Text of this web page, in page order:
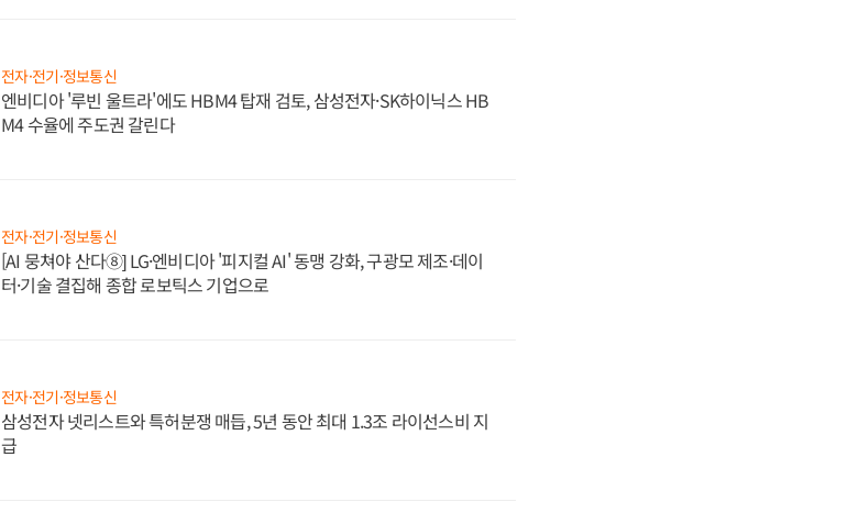
전자·전기·정보통신
엔비디아 '루빈 울트라'에도 HBM4 탑재 검토, 삼성전자·SK하이닉스 HB
M4 수율에 주도권 갈린다
전자·전기·정보통신
[AI 뭉쳐야 산다⑧] LG·엔비디아 '피지컬 AI' 동맹 강화, 구광모 제조·데이
터·기술 결집해 종합 로보틱스 기업으로
전자·전기·정보통신
삼성전자 넷리스트와 특허분쟁 매듭, 5년 동안 최대 1.3조 라이선스비 지
급